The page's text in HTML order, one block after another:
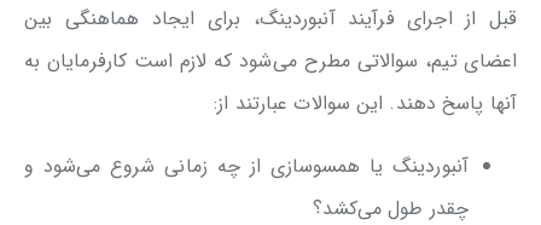
قبل از اجرای فرآیند آنبوردینگ، برای ایجاد هماهنگی بین
اعضای تیم، سوالاتی مطرح می‌شود که لازم است کارفرمایان به
آنها پاسخ دهند. این سوالات عبارتند از:
آنبوردینگ یا همسوسازی از چه زمانی شروع می‌شود و
چقدر طول می‌کشد؟